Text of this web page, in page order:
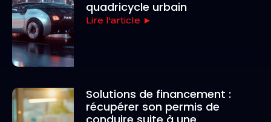
quadricycle urbain
Lire l'article ►
Solutions de financement :
récupérer son permis de